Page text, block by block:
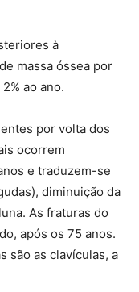
à
massa óssea por
ao ano.
por volta dos
ocorrem
e traduzem-se
diminuição da
As fraturas do
após os 75 anos.
são as clavículas, a